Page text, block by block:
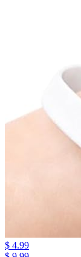
$ 4.99